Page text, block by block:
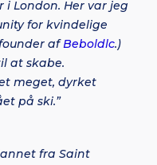
London. Her var jeg
for kvindelige
afBeboldlc.)
at skabe.
meget, dyrket
på ski.”
fra Saint